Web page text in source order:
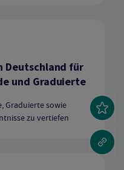
Deutschland für
und Graduierte
Graduierte sowie
zu vertiefen